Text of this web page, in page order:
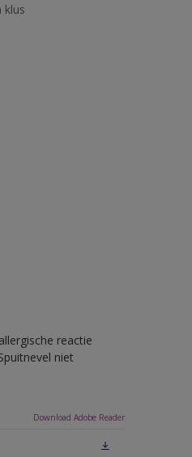
klus
reactie
niet
Download Adobe Reader